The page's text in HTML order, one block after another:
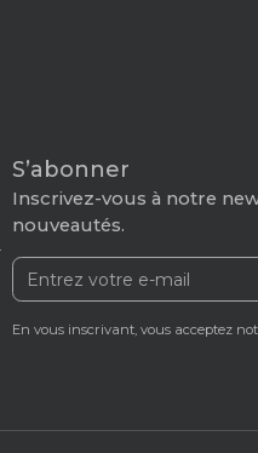
S’abonner
Inscrivez-vous à notre
nouveautés.
En vous inscrivant, vous acceptez